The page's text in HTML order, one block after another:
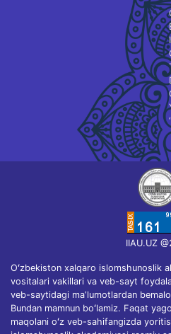
IIAU.UZ
Oʻzbekiston xalqaro islomshunoslik
vositalari vakillari va veb-sayt
veb-saytidagi maʼlumotlardan
Bundan mamnun boʻlamiz. Faqat
maqolani oʻz veb-sahifangizda